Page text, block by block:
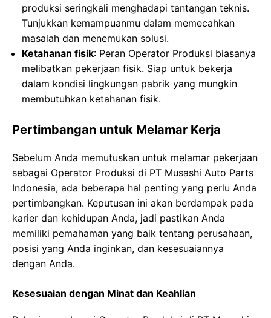
produksi seringkali menghadapi tantangan teknis.
Tunjukkan kemampuanmu dalam memecahkan
masalah dan menemukan solusi.
Ketahanan fisik: Peran Operator Produksi biasanya
melibatkan pekerjaan fisik. Siap untuk bekerja
dalam kondisi lingkungan pabrik yang mungkin
membutuhkan ketahanan fisik.
Pertimbangan untuk Melamar Kerja
Sebelum Anda memutuskan untuk melamar pekerjaan
sebagai Operator Produksi di PT Musashi Auto Parts
Indonesia, ada beberapa hal penting yang perlu Anda
pertimbangkan. Keputusan ini akan berdampak pada
karier dan kehidupan Anda, jadi pastikan Anda
memiliki pemahaman yang baik tentang perusahaan,
posisi yang Anda inginkan, dan kesesuaiannya
dengan Anda.
Kesesuaian dengan Minat dan Keahlian